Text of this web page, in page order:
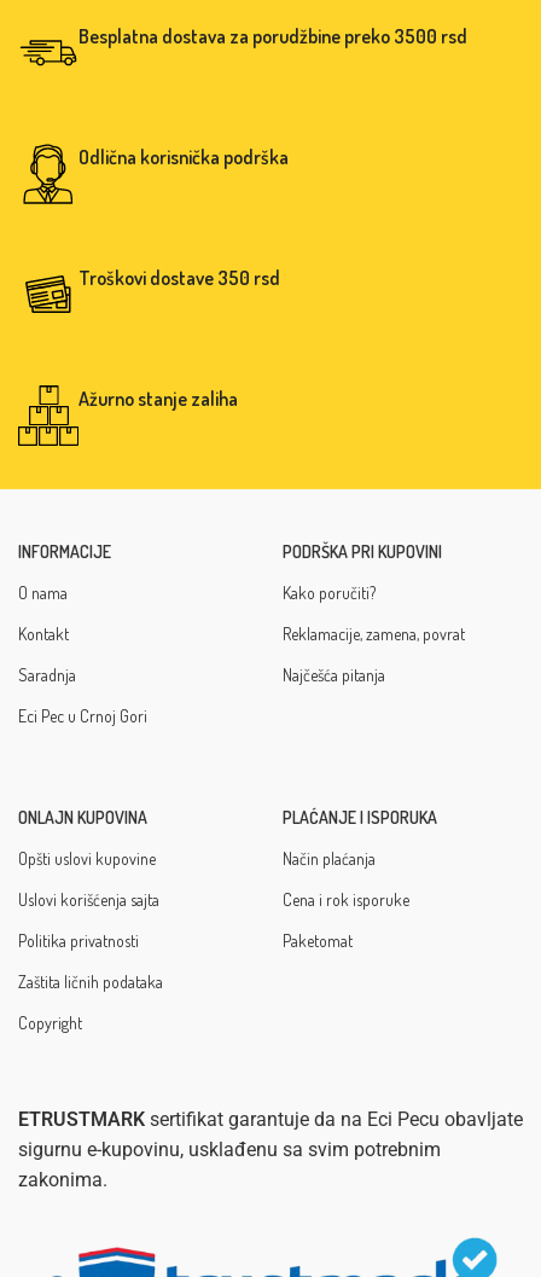
Besplatna dostava za porudžbine preko 3500 rsd
Odlična korisnička podrška
Troškovi dostave 350 rsd
Ažurno stanje zaliha
INFORMACIJE
O nama
Kontakt
Saradnja
Eci Pec u Crnoj Gori
PODRŠKA PRI KUPOVINI
Kako poručiti?
Reklamacije, zamena, povrat
Najčešća pitanja
ONLAJN KUPOVINA
Opšti uslovi kupovine
Uslovi korišćenja sajta
Politika privatnosti
Zaštita ličnih podataka
Copyright
PLAĆANJE I ISPORUKA
Način plaćanja
Cena i rok isporuke
Paketomat
ETRUSTMARK sertifikat garantuje da na Eci Pecu obavljate
sigurnu e-kupovinu, usklađenu sa svim potrebnim
zakonima.